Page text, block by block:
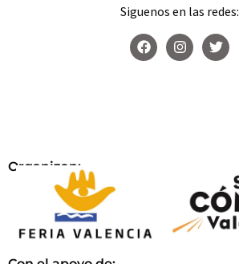
Siguenos en las redes:
Organizan: